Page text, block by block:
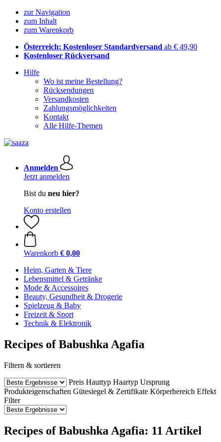
zur Navigation
zum Inhalt
zum Warenkorb
Österreich: Kostenloser Standardversand ab € 49,90
Kostenloser Rückversand
Hilfe
Wo ist meine Bestellung?
Rücksendungen
Versandkosten
Zahlungsmöglichkeiten
Kontakt
Alle Hilfe-Themen
Anmelden
Jetzt anmelden
Bist du neu hier?
Konto erstellen
Warenkorb € 0,00
Heim, Garten & Tiere
Lebensmittel & Getränke
Mode & Accessoires
Beauty, Gesundheit & Drogerie
Spielzeug & Baby
Freizeit & Sport
Technik & Elektronik
Recipes of Babushka Agafia
Filtern & sortieren
Preis Hauttyp Haartyp Ursprung
Produkteigenschaften Gütesiegel & Zertifikate Körperbereich Effekt
Filter
Recipes of Babushka Agafia: 11 Artikel